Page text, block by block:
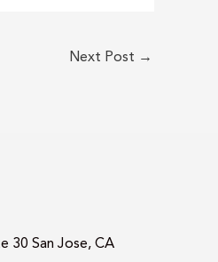
Next Post →
30 San Jose, CA